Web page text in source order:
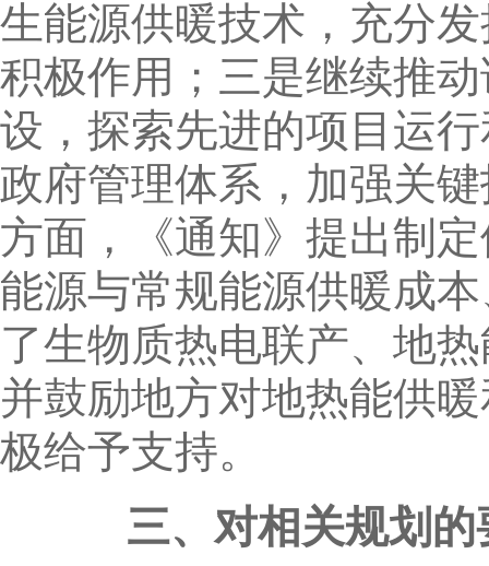
生能源供暖技术，充分
积极作用；三是继续推
设，探索先进的项目运
政府管理体系，加强关
方面，《通知》提出制
能源与常规能源供暖成
了生物质热电联产、地
并鼓励地方对地热能供
极给予支持。
三、对相关规划的